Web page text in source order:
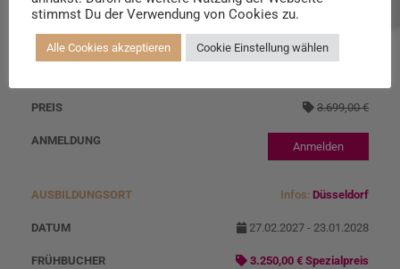
Infos:
27.02.2027 - 23.01.2028
3.699,00 €
Anmelden
Infos: Düsseldorf
27.02.2027 - 23.01.2028
3.250,00 € Spezialpreis
stimmst Du der Verwendung von Cookies zu.
Alle Cookies akzeptieren Cookie Einstellung wählen